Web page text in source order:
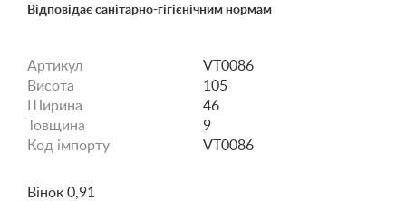
Відповідає санітарно-гігієнічним нормам
Артикул
VT0086
Висота
105
Ширина
46
Товщина
9
Код імпорту
VT0086
Вінок 0,91